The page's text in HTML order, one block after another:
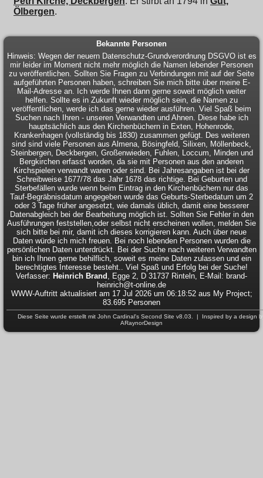
Ölbergen.
Bekannte Personen
Hinweis: Wegen der neuern Datenschutz-Grundverordnung DSGVO ist es
mir leider im Moment nicht mehr möglich die Namen lebender Personen
zu veröffentlichen. Sollten Sie Fragen zu Verbindungen mit auf der Seite
aufgeführten Personen haben, schreiben Sie mich bitte über meine E-
Mail-Adresse an. Ich werde Ihnen dann gerne soweit möglich weiter
helfen. Sollte es in Zukunft wieder möglich sein, die Namen zu
veröffentlichen, werde ich das gerne wieder ausführen. Viel Spaß beim
Suchen nach Ihren - unseren Verwandten und Ahnen. Diese habe ich
hauptsächlich aus den Kirchenbüchern in Exten, Hohenrode,
Krankenhagen (vollständig bis 1830) zusammen gefügt. Des weiteren
sind sind viele Personen aus Almena, Bösingfeld, Silixen, Möllenbeck,
Steinbergen, Deckbergen, Großenwieden, Fuhlen, Loccum, Minden und
Bergkirchen erfasst worden, da sie mit Personen aus den anderen
Kirchspielen verwandt waren oder sind. Bei Jahresangaben ist bei der
Schreibweise 1677/78 das Jahr 1678 das richtige. Bei Geburten und
Sterbefällen wurde wenn beim Eintrag in den Kirchenbüchern nur das
Tauf-Begräbnisdatum angegeben wurde das Geburts-Sterbedatum um 2
oder 3 Tage früher angesetzt, wie damals üblich, damit eine besserer
Datenabgleich bei der Bearbeitung möglich ist. Sollten Sie Fehler in den
Ausführungen feststellen,oder selbst nicht erscheinen wollen, melden Sie
sich bitte bei mir, damit ich dieses korrigieren kann. Auch über neue
Daten würde ich mich freuen. Bei noch lebenden Personen wurden die
persönlichen Daten unterdrückt. Bei der Suche nach weiteren Verwandten
bin ich Ihnen gerne behilflich, soweit es meine Daten zulassen und ein
berechtigtes Interesse besteht.. Viel Spaß und Erfolg bei der Suche!
Verfasser: Heinrich Brand , Egge 2, D 31737 Rinteln, E-Mail: brand-
heinrich@t-online.de
WWW-Auftritt aktualisiert am 17 Jul 2026 um 06:18:52 aus My Project;
83.695 Personen
Diese Seite wurde erstellt mit John Cardinal's Second Site v8.03. | Inspired by a design
ARaynorDesign